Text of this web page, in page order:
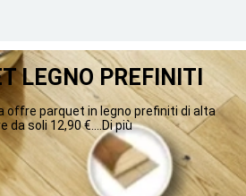
LEGNO PREFINITI
offre parquet in legno prefiniti di alta
da soli 12,90 €....Di più